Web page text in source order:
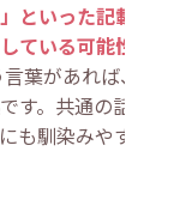
といった記載があ
ている可能性があ
葉があれば、す
。共通の話題や
も馴染みやすいで